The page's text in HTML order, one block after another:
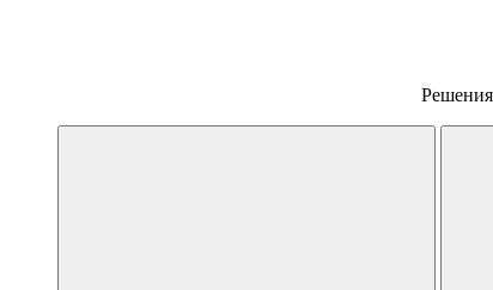
Решения